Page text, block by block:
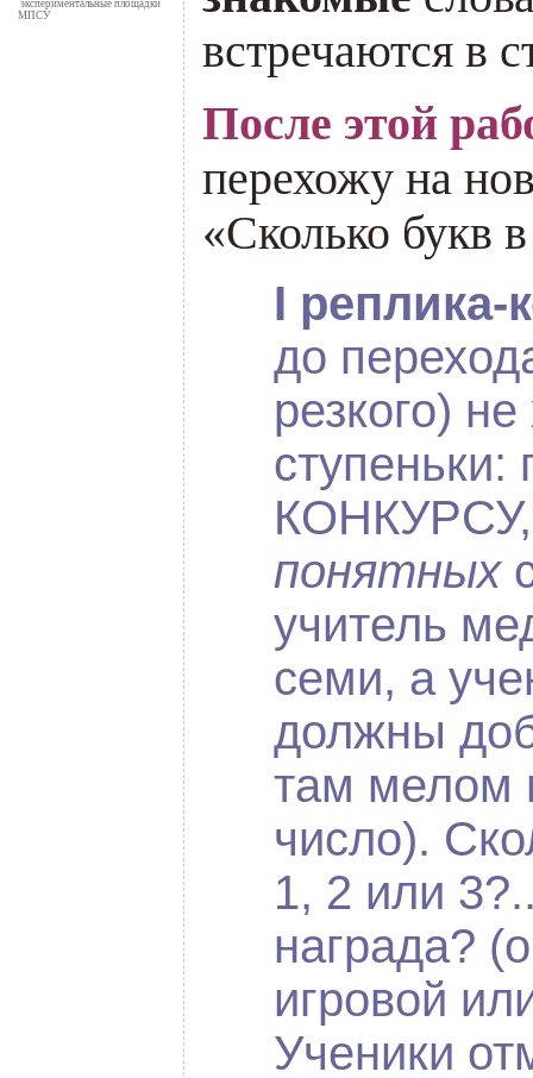
экспериментальные площадки
МПСУ
встречаются в
После этой
перехожу на
«Сколько букв
I реплика-
до
резкого)
ступеньки:
КОНКУРСУ,
понятных
учитель
семи, а
должны
там мелом
число).
1, 2 или
награда?
игровой
Ученики